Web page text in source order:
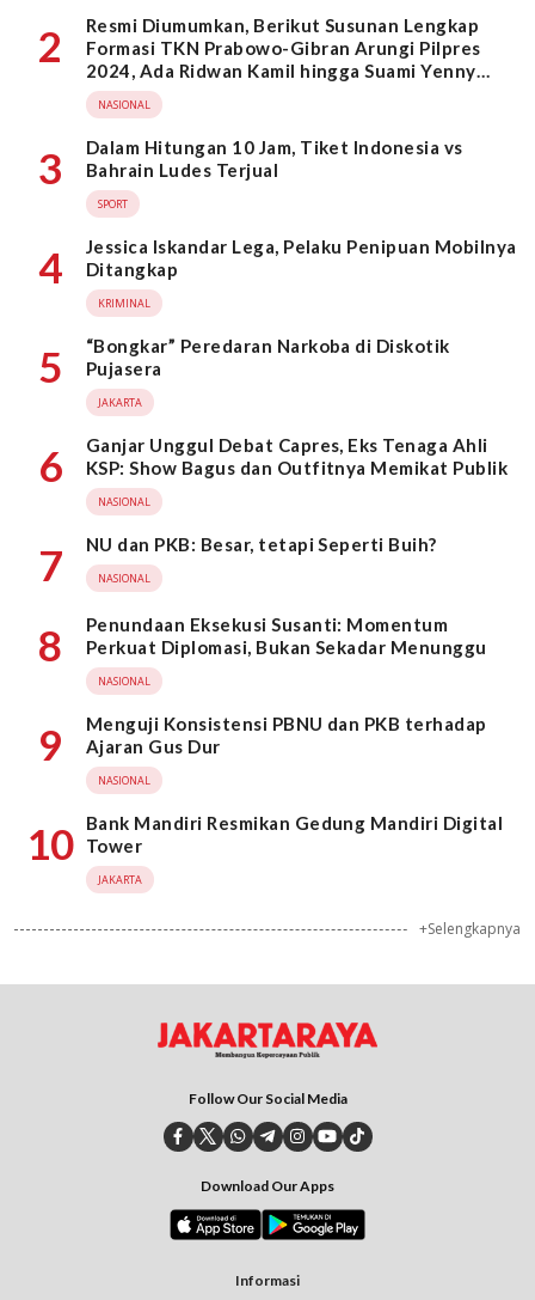
2
Resmi Diumumkan, Berikut Susunan Lengkap
Formasi TKN Prabowo-Gibran Arungi Pilpres
2024, Ada Ridwan Kamil hingga Suami Yenny
Wahid
NASIONAL
3
Dalam Hitungan 10 Jam, Tiket Indonesia vs
Bahrain Ludes Terjual
SPORT
4
Jessica Iskandar Lega, Pelaku Penipuan Mobilnya
Ditangkap
KRIMINAL
5
“Bongkar” Peredaran Narkoba di Diskotik
Pujasera
JAKARTA
6
Ganjar Unggul Debat Capres, Eks Tenaga Ahli
KSP: Show Bagus dan Outfitnya Memikat Publik
NASIONAL
7 NU dan PKB: Besar, tetapi Seperti Buih?
NASIONAL
8
Penundaan Eksekusi Susanti: Momentum
Perkuat Diplomasi, Bukan Sekadar Menunggu
NASIONAL
9
Menguji Konsistensi PBNU dan PKB terhadap
Ajaran Gus Dur
NASIONAL
10
Bank Mandiri Resmikan Gedung Mandiri Digital
Tower
JAKARTA
+Selengkapnya
Follow Our Social Media
Download Our Apps
Informasi